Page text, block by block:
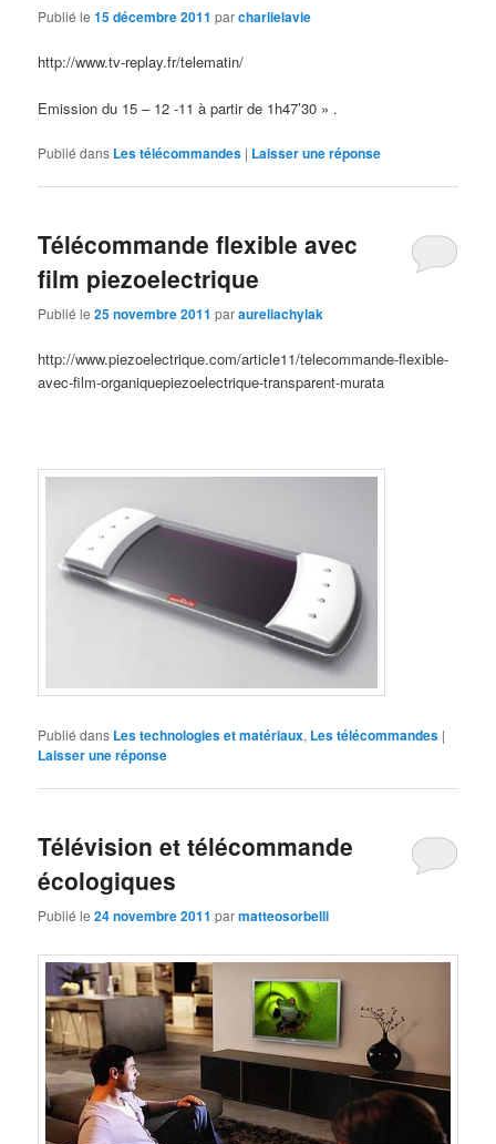
Publié le15 décembre 2011 parcharlielavie
http://www.tv-replay.fr/telematin/
Emission du 15 – 12 -11 à partir de 1h47’30 » .
Publié dans Les télécommandes | Laisser une réponse
Télécommande flexible avec
film piezoelectrique
Publié le25 novembre 2011 paraureliachylak
http://www.piezoelectrique.com/article11/telecommande-flexible-
avec-film-organiquepiezoelectrique-transparent-murata
Publié dans Les technologies et matériaux, Les télécommandes |
Laisser une réponse
Télévision et télécommande
écologiques
Publié le24 novembre 2011 parmatteosorbelli